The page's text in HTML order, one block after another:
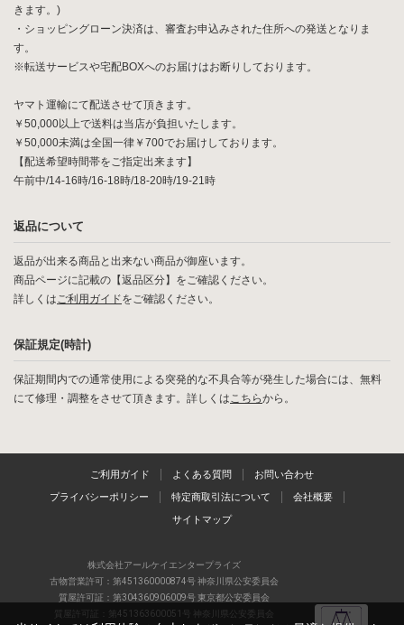
きます。)
・ショッピングローン決済は、審査お申込みされた住所への発送となりま
す。
※転送サービスや宅配BOXへのお届けはお断りしております。
ヤマト運輸にて配送させて頂きます。
￥50,000以上で送料は当店が負担いたします。
￥50,000未満は全国一律￥700でお届けしております。
【配送希望時間帯をご指定出来ます】
午前中/14-16時/16-18時/18-20時/19-21時
返品について
返品が出来る商品と出来ない商品が御座います。
商品ページに記載の【返品区分】をご確認ください。
詳しくはご利用ガイドをご確認ください。
保証規定(時計)
保証期間内での通常使用による突発的な不具合等が発生した場合には、無料
にて修理・調整をさせて頂きます。詳しくはこちらから。
ご利用ガイド よくある質問 お問い合わせ
プライバシーポリシー 特定商取引法について 会社概要
サイトマップ
株式会社アールケイエンタープライズ
古物営業許可：第451360000874号 神奈川県公安委員会
質屋許可証：第304360906009号 東京都公安委員会
質屋許可証：第451363600051号 神奈川県公安委員会